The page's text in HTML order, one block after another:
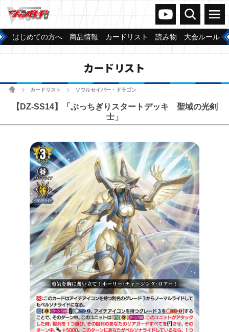
ヴァンガードch
検索 メニュー
はじめての方へ 商品情報 カードリスト 読み物 大会ルール
カードリスト
ホームカードリスト ソウルセイバー・ドラゴン
【DZ-SS14】「ぶっちぎりスタートデッキ 聖域の光剣
士」